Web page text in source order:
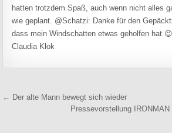
hatten trotzdem Spaß, auch wenn nicht alles
wie geplant. @Schatzi: Danke für den
dass mein Windschatten etwas geholfen hat
Claudia Klok
Beitragsnavigation
← Der alte Mann bewegt sich wieder
Pressevorstellung